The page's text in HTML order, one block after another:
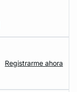
Registrarme ahora